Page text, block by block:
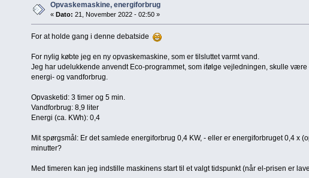
Opvaskemaskine, energiforbrug
« Dato: 21, November 2022 - 02:50 »
For at holde gang i denne debatside
For nylig købte jeg en ny opvaskemaskine, som er tilsluttet varmt vand.
Jeg har udelukkende anvendt Eco-programmet, som ifølge vejledningen, skulle være
energi- og vandforbrug.
Opvasketid: 3 timer og 5 min.
Vandforbrug: 8,9 liter
Energi (ca. KWh): 0,4
Mit spørgsmål: Er det samlede energiforbrug 0,4 KW, - eller er energiforbruget 0,4 x
minutter?
Med timeren kan jeg indstille maskinens start til et valgt tidspunkt (når el-prisen er